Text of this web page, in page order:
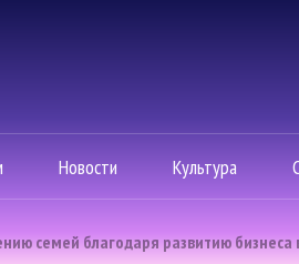
Новости Культура
семей благодаря развитию